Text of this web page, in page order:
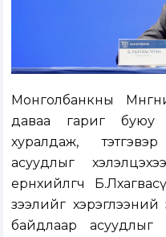
Монголбанкны
даваа гариг буюу
хуралдаж,
асуудлыг
ерөнхийлөгч
зээлийг хэрэглээний
байдлаар асуудлыг